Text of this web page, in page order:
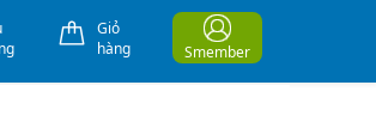
Giỏ
hàng
Smember